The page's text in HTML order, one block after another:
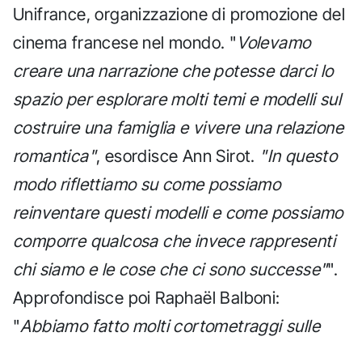
Unifrance, organizzazione di promozione del
cinema francese nel mondo. " Volevamo
creare una narrazione che potesse darci lo
spazio per esplorare molti temi e modelli sul
costruire una famiglia e vivere una relazione
romantica", esordisce Ann Sirot. "In questo
modo riflettiamo su come possiamo
reinventare questi modelli e come possiamo
comporre qualcosa che invece rappresenti
chi siamo e le cose che ci sono successe"".
Approfondisce poi Raphaël Balboni:
"Abbiamo fatto molti cortometraggi sulle